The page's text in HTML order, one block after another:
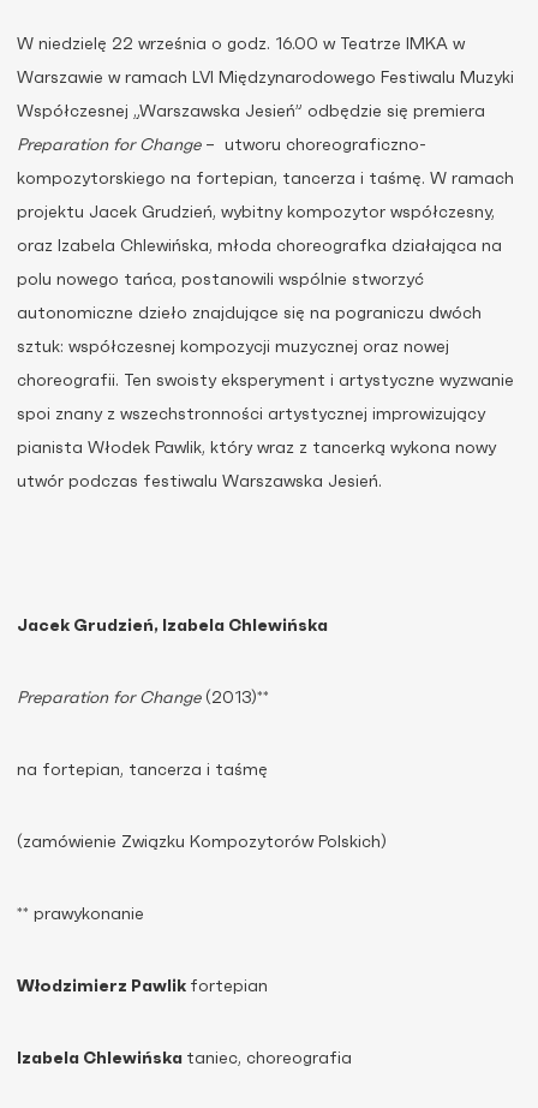
W niedzielę 22 września o godz. 16.00 w Teatrze IMKA w
Warszawie w ramach LVI Międzynarodowego Festiwalu Muzyki
Współczesnej „Warszawska Jesień” odbędzie się premiera
Preparation for Change– utworu choreograficzno-
kompozytorskiego na fortepian, tancerza i taśmę. W ramach
projektu Jacek Grudzień, wybitny kompozytor współczesny,
oraz Izabela Chlewińska, młoda choreografka działająca na
polu nowego tańca, postanowili wspólnie stworzyć
autonomiczne dzieło znajdujące się na pograniczu dwóch
sztuk: współczesnej kompozycji muzycznej oraz nowej
choreografii. Ten swoisty eksperyment i artystyczne wyzwanie
spoi znany z wszechstronności artystycznej improwizujący
pianista Włodek Pawlik, który wraz z tancerką wykona nowy
utwór podczas festiwalu Warszawska Jesień.
Jacek Grudzień, Izabela Chlewińska
Preparation for Change(2013)**
na fortepian, tancerza i taśmę
(zamówienie Związku Kompozytorów Polskich)
** prawykonanie
Włodzimierz Pawlik fortepian
Izabela Chlewińska taniec, choreografia